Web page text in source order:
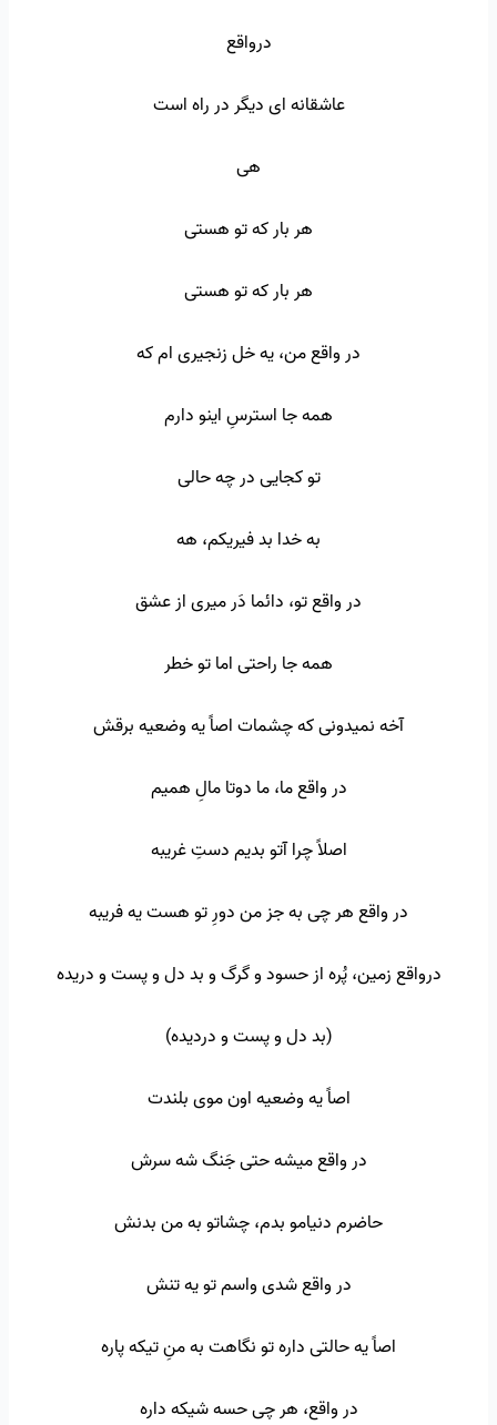
درواقع
عاشقانه ای دیگر در راه است
هی
هر بار که تو هستی
هر بار که تو هستی
در واقع من، یه خل زنجیری ام که
همه جا استرسِ اینو دارم
تو کجایی در چه حالی
به خدا بد فیریکم، هه
در واقع تو، دائما دَر میری از عشق
همه جا راحتی اما تو خطر
آخه نمیدونی که چشمات اصاً یه وضعیه برقش
در واقع ما، ما دوتا مالِ همیم
اصلاً چرا آتو بدیم دستِ غریبه
در واقع هر چی به جز من دورِ تو هست یه فریبه
درواقع زمین، پُره از حسود و گرگ و بد دل و پست و دریده
(بد دل و پست و دردیده)
اصاً یه وضعیه اون موی بلندت
در واقع میشه حتی جَنگ شه سرش
حاضرم دنیامو بدم، چشاتو به من بدنش
در واقع شدی واسم تو یه تنش
اصاً یه حالتی داره تو نگاهت به منِ تیکه پاره
در واقع، هر چی حسه شیکه داره